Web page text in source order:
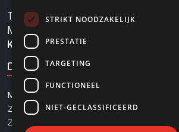
TEL +31478745270
MAILinfo@rovadi-turfequipment.com
KVK
96455101
OPENINGSTIJDEN
MAANDAG - VRIJDAG
ZATERDAG
08:00 - 12:30
ZONDAG
STRIKT NOODZAKELIJK
PRESTATIE
TARGETING
FUNCTIONEEL
NIET-GECLASSIFICEERD